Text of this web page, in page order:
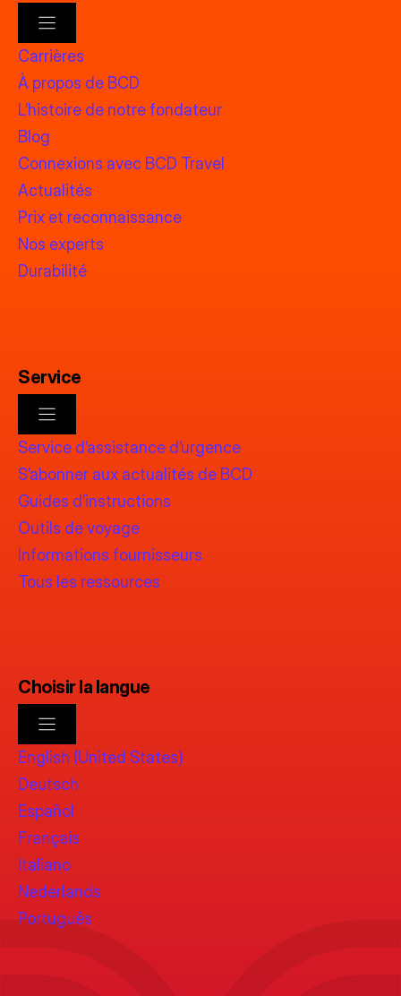
Carrières
À propos de BCD
L’histoire de notre fondateur
Blog
Connexions avec BCD Travel
Actualités
Prix et reconnaissance
Nos experts
Durabilité
Service
Service d’assistance d’urgence
S’abonner aux actualités de BCD
Guides d’instructions
Outils de voyage
Informations fournisseurs
Tous les ressources
Choisir la langue
English (United States)
Deutsch
Español
Français
Italiano
Nederlands
Português